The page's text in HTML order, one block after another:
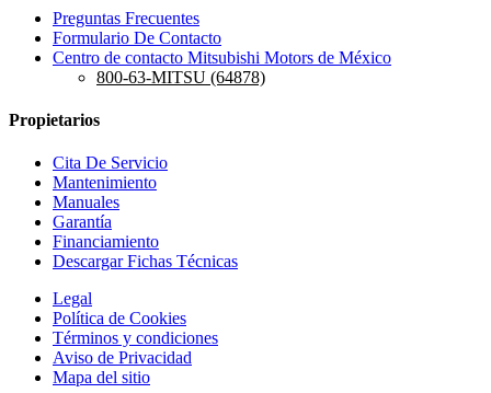
Preguntas Frecuentes
Formulario De Contacto
Centro de contacto Mitsubishi Motors de México
800-63-MITSU (64878)
Propietarios
Cita De Servicio
Mantenimiento
Manuales
Garantía
Financiamiento
Descargar Fichas Técnicas
Legal
Política de Cookies
Términos y condiciones
Aviso de Privacidad
Mapa del sitio